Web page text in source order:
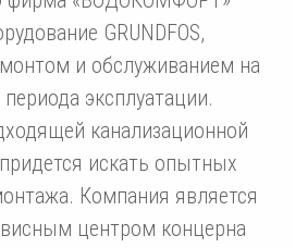
GRUNDFOS,
и обслуживанием на
эксплуатации.
канализационной
искать опытных
Компания является
центром концерна